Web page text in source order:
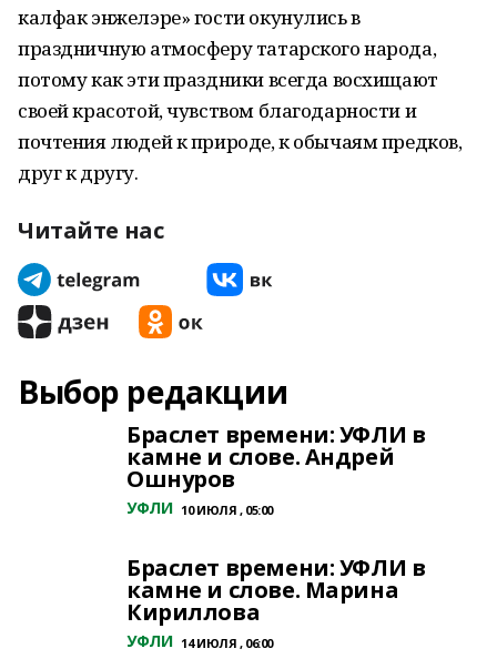
калфак энжелэре» гости окунулись в
праздничную атмосферу татарского народа,
потому как эти праздники всегда восхищают
своей красотой, чувством благодарности и
почтения людей к природе, к обычаям предков,
друг к другу.
Читайте нас
Выбор редакции
Браслет времени: УФЛИ в
камне и слове. Андрей
Ошнуров
УФЛИ 10 ИЮЛЯ , 05:00
Браслет времени: УФЛИ в
камне и слове. Марина
Кириллова
УФЛИ 14 ИЮЛЯ , 06:00